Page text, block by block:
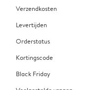
Verzendkosten
Levertijden
Orderstatus
Kortingscode
Black Friday